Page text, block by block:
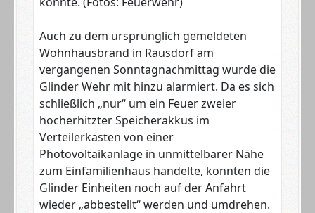
Auch zu dem ursprünglich gemeldeten
Wohnhausbrand in Rausdorf am
vergangenen Sonntagnachmittag wurde die
Glinder Wehr mit hinzu alarmiert. Da es sich
schließlich „nur“ um ein Feuer zweier
hocherhitzter Speicherakkus im
Verteilerkasten von einer
Photovoltaikanlage in unmittelbarer Nähe
zum Einfamilienhaus handelte, konnten die
Glinder Einheiten noch auf der Anfahrt
wieder „abbestellt“ werden und umdrehen.